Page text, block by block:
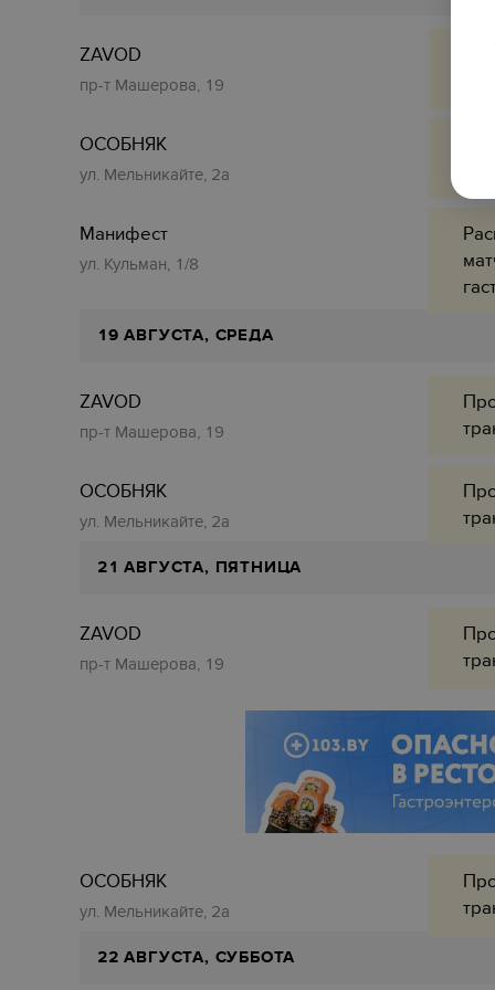
ZAVOD
пр-т Машерова, 19
ОСОБНЯК
ул. Мельникайте, 2а
Манифест
ул. Кульман, 1/8
19 АВГУСТА, СРЕДА
ZAVOD
пр-т Машерова, 19
ОСОБНЯК
ул. Мельникайте, 2а
21 АВГУСТА, ПЯТНИЦА
ZAVOD
пр-т Машерова, 19
ОСОБНЯК
ул. Мельникайте, 2а
22 АВГУСТА, СУББОТА